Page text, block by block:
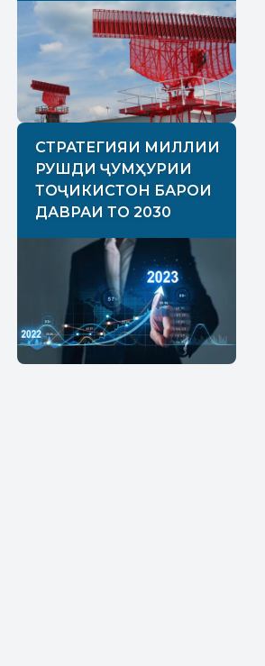
СТРАТЕГИЯИ МИЛЛИИ
РУШДИ ҶУМҲУРИИ
ТОҶИКИСТОН БАРОИ
ДАВРАИ ТО 2030